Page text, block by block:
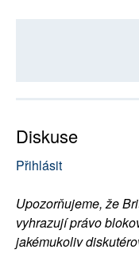
Diskuse
Přihlásit
Upozorňujeme, že
vyhrazují právo
jakémukoliv